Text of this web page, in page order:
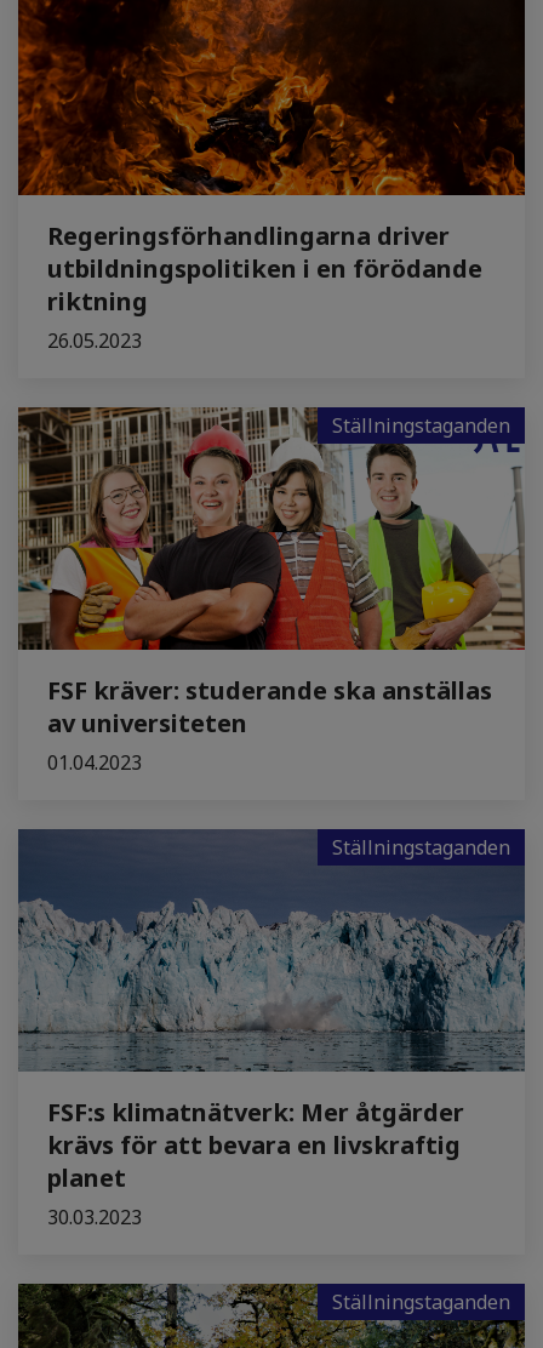
Regeringsförhandlingarna driver
utbildningspolitiken i en förödande
riktning
26.05.2023
Ställningstaganden
FSF kräver: studerande ska anställas
av universiteten
01.04.2023
Ställningstaganden
FSF:s klimatnätverk: Mer åtgärder
krävs för att bevara en livskraftig
planet
30.03.2023
Ställningstaganden